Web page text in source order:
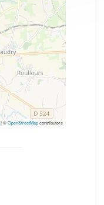
|©OpenStreetMapcontributors